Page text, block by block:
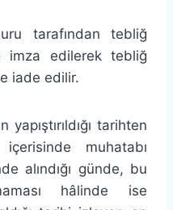
tarafından tebliğ
imza edilerek tebliğ
iade edilir.
yapıştırıldığı tarihten
muhatabı
alındığı günde, bu
hâlinde ise